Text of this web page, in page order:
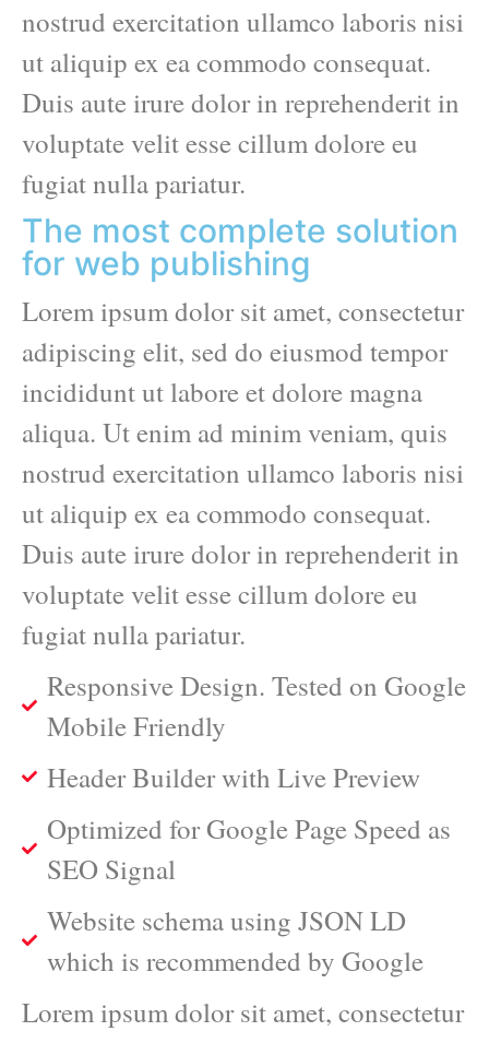
nostrud exercitation ullamco laboris nisi
ut aliquip ex ea commodo consequat.
Duis aute irure dolor in reprehenderit in
voluptate velit esse cillum dolore eu
fugiat nulla pariatur.
The most complete solution
for web publishing
Lorem ipsum dolor sit amet, consectetur
adipiscing elit, sed do eiusmod tempor
incididunt ut labore et dolore magna
aliqua. Ut enim ad minim veniam, quis
nostrud exercitation ullamco laboris nisi
ut aliquip ex ea commodo consequat.
Duis aute irure dolor in reprehenderit in
voluptate velit esse cillum dolore eu
fugiat nulla pariatur.
Responsive Design. Tested on Google
Mobile Friendly
Header Builder with Live Preview
Optimized for Google Page Speed as
SEO Signal
Website schema using JSON LD
which is recommended by Google
Lorem ipsum dolor sit amet, consectetur